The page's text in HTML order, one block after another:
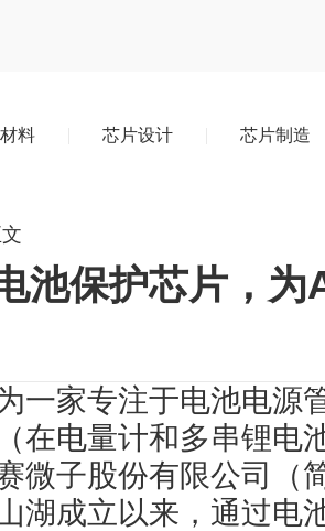
料 芯片设计
芯片制造
池保护芯片，为
一家专注于电池电源
在电量计和多串锂电
微子股份有限公司（
湖成立以来，通过电